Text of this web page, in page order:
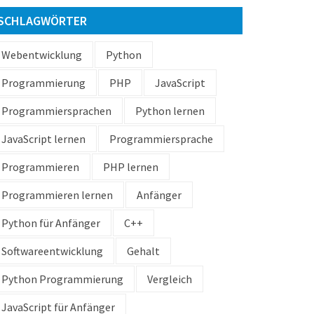
Webentwicklung
Python
Programmierung
PHP
JavaScript
Programmiersprachen
Python lernen
JavaScript lernen
Programmiersprache
Programmieren
PHP lernen
Programmieren lernen
Anfänger
Python für Anfänger
C++
Softwareentwicklung
Gehalt
Python Programmierung
Vergleich
JavaScript für Anfänger